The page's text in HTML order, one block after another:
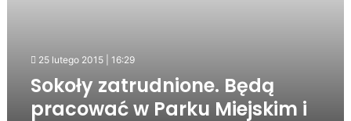
25 lutego 2015 | 16:29
Sokoły zatrudnione. Będą
pracować w Parku Miejskim i